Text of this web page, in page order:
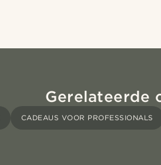
Gerelateerde
CADEAUS VOOR PROFESSIONALS